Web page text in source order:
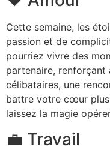
Cette semaine, les
passion et de
pourriez vivre des
partenaire,
célibataires, une
battre votre cœur plus
laissez la magie
💼 Travail